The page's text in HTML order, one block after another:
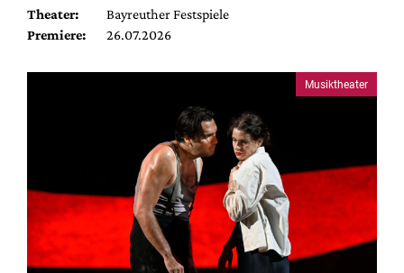
Theater:
Bayreuther Festspiele
Premiere:
26.07.2026
Musiktheater